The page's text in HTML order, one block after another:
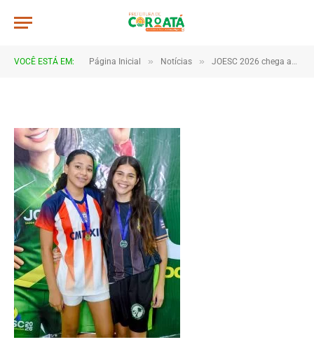
VOCÊ ESTÁ EM: Página Inicial » Notícias » JOESC 2026 chega ao fim após dias de emoção, talento e espírito esportivo em Coroatá
JWR_3831